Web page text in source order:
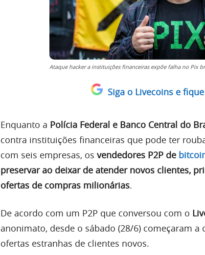
Ataque hacker a instituições financeiras expõe falha no Pix
Siga o Livecoins e
Enquanto a Polícia Federal e Banco Central do
contra instituições financeiras que pode ter
com seis empresas, os vendedores P2P de
preservar ao deixar de atender novos clientes,
ofertas de compras milionárias.
De acordo com um P2P que conversou com o
anonimato, desde o sábado (28/6) começaram a
ofertas estranhas de clientes novos.